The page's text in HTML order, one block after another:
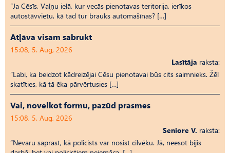
“Ja Cēsīs, Vaļņu ielā, kur vecās pienotavas teritorija, ierīkos
autostāvvietu, kā tad tur brauks automašīnas? […]
Atļāva visam sabrukt
15:08, 5. Aug, 2026
Lasītāja raksta:
“Labi, ka beidzot kādreizējai Cēsu pienotavai būs cits saimnieks. Žēl
skatīties, kā tā ēka pārvērtusies […]
Vai, novelkot formu, pazūd prasmes
15:08, 5. Aug, 2026
Seniore V. raksta:
“Nevaru saprast, kā policists var nosist cilvēku. Jā, neesot bijis